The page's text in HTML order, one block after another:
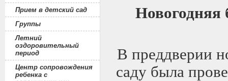
Прием в детский сад
Группы
Летний
оздоровительный
период
Центр сопровождения
ребенка с
Новогодняя
В преддверии
саду была